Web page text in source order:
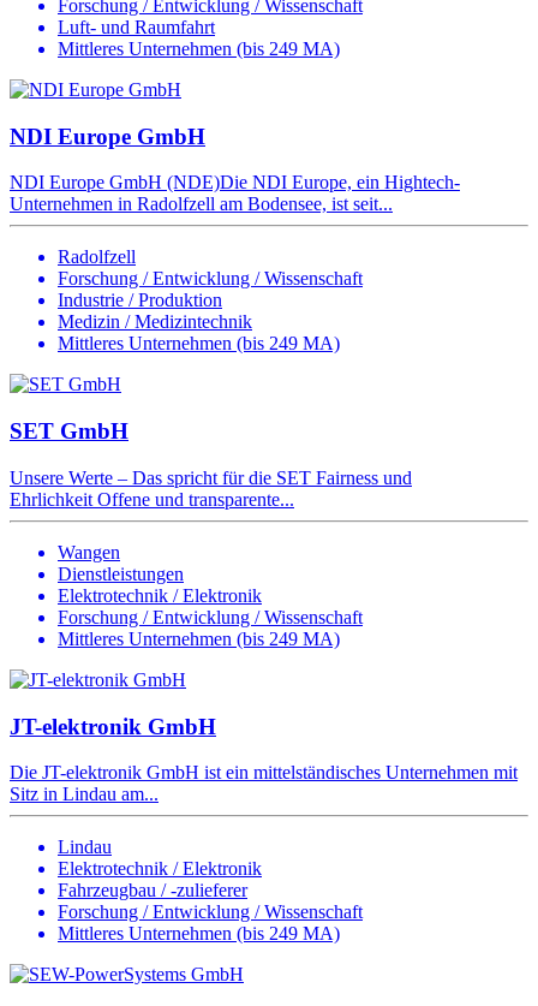
Forschung / Entwicklung / Wissenschaft
Luft- und Raumfahrt
Mittleres Unternehmen (bis 249 MA)
NDI Europe GmbH
NDI Europe GmbH (NDE)Die NDI Europe, ein Hightech-
Unternehmen in Radolfzell am Bodensee, ist seit...
Radolfzell
Forschung / Entwicklung / Wissenschaft
Industrie / Produktion
Medizin / Medizintechnik
Mittleres Unternehmen (bis 249 MA)
SET GmbH
Unsere Werte – Das spricht für die SET Fairness und
Ehrlichkeit Offene und transparente...
Wangen
Dienstleistungen
Elektrotechnik / Elektronik
Forschung / Entwicklung / Wissenschaft
Mittleres Unternehmen (bis 249 MA)
JT-elektronik GmbH
Die JT-elektronik GmbH ist ein mittelständisches Unternehmen mit
Sitz in Lindau am...
Lindau
Elektrotechnik / Elektronik
Fahrzeugbau / -zulieferer
Forschung / Entwicklung / Wissenschaft
Mittleres Unternehmen (bis 249 MA)